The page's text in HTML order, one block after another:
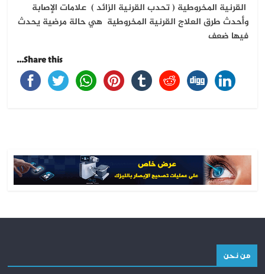
القرنية المخروطية ( تحدب القرنية الزائد ) علامات الإصابة
وأحدث طرق العلاج القرنية المخروطية هي حالة مرضية يحدث
فيها ضعف
Share this...
من نحن